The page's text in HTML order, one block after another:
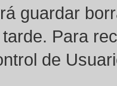
guardar
Para
de